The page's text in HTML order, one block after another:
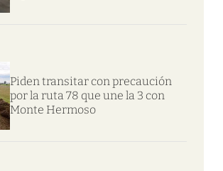
Piden transitar con precaución
por la ruta 78 que une la 3 con
Monte Hermoso